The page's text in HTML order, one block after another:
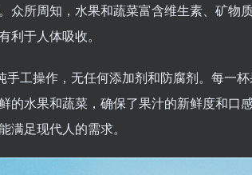
众所周知，水果和蔬菜富含维生素、矿物
利于人体吸收。
工操作，无任何添加剂和防腐剂。每一
的水果和蔬菜，确保了果汁的新鲜度和口
满足现代人的需求。